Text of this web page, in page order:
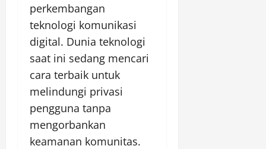
perkembangan
teknologi komunikasi
digital. Dunia teknologi
saat ini sedang mencari
cara terbaik untuk
melindungi privasi
pengguna tanpa
mengorbankan
keamanan komunitas.